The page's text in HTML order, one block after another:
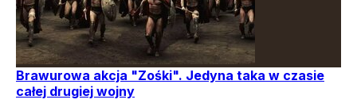
Brawurowa akcja "Zośki". Jedyna taka w czasie
całej drugiej wojny